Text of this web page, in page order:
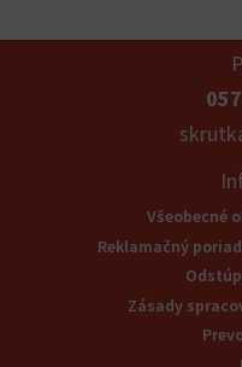
Všeobecné
Reklamačný
Zásady